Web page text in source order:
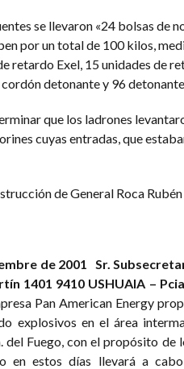
se llevaron «24 bolsas de
por un total de 100 kilos,
retardo Exel, 15 unidades de
detonante y 96
que los ladrones
cuyas entradas, que
de General Roca
de 2001 Sr.
1401 9410 USHUAIA –
Pan American Energy
explosivos en el área
del Fuego, con el propósito
en estos días llevará a